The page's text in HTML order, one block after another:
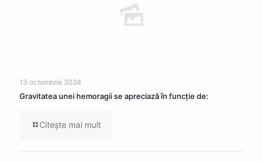
13 octombrie 2024
Gravitatea unei hemoragii se apreciază în funcție de:
Citeşte mai mult